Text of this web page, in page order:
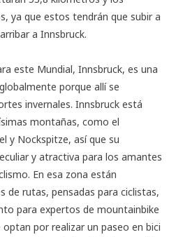
ya que estos tendrán que subir a
a Innsbruck.
este Mundial, Innsbruck, es una
porque allí se
invernales. Innsbruck está
montañas, como el
y Nockspitze, así que su
y atractiva para los amantes
En esa zona están
de rutas, pensadas para ciclistas,
para expertos de mountainbike
por realizar un paseo en bici